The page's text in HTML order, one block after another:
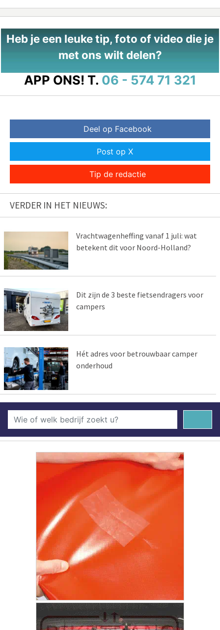
Heb je een leuke tip, foto of video die je
met ons wilt delen?
APP ONS! T. 06 - 574 71 321
Deel op Facebook
Post op X
Tip de redactie
VERDER IN HET NIEUWS:
Vrachtwagenheffing vanaf 1 juli: wat
betekent dit voor Noord-Holland?
Dit zijn de 3 beste fietsendragers voor
campers
Hét adres voor betrouwbaar camper
onderhoud